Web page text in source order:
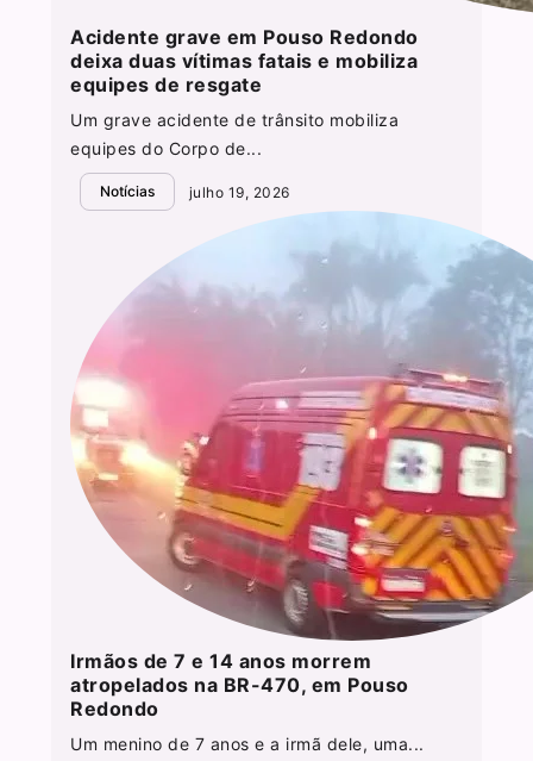
Acidente grave em Pouso Redondo
deixa duas vítimas fatais e mobiliza
equipes de resgate
Um grave acidente de trânsito mobiliza
equipes do Corpo de...
Notícias julho 19, 2026
Irmãos de 7 e 14 anos morrem
atropelados na BR-470, em Pouso
Redondo
Um menino de 7 anos e a irmã dele, uma...